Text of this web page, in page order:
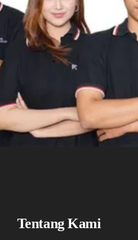
Tentang Kami